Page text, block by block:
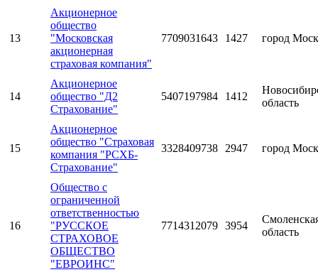
13
Акционерное
общество
"Московская
акционерная
страховая компания"
7709031643 1427 город
14
Акционерное
общество "Д2
Страхование"
5407197984 1412
область
15
Акционерное
общество "Страховая
компания "РСХБ-
Страхование"
3328409738 2947 город
16
Общество с
ограниченной
ответственностью
"РУССКОЕ
СТРАХОВОЕ
ОБЩЕСТВО
"ЕВРОИНС"
7714312079 3954
область